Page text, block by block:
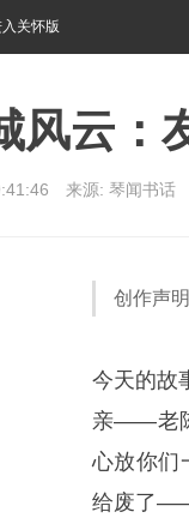
关怀版
风云：
来源: 琴闻书话
创作声
今天的故
亲——老
心放你们
给废了